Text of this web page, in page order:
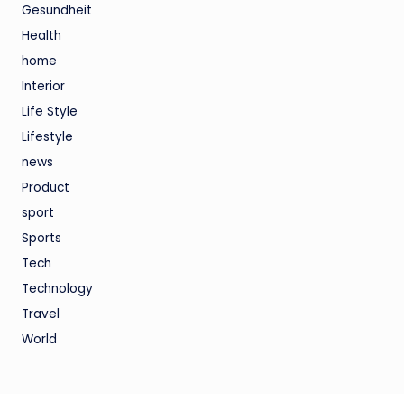
Gesundheit
Health
home
Interior
Life Style
Lifestyle
news
Product
sport
Sports
Tech
Technology
Travel
World